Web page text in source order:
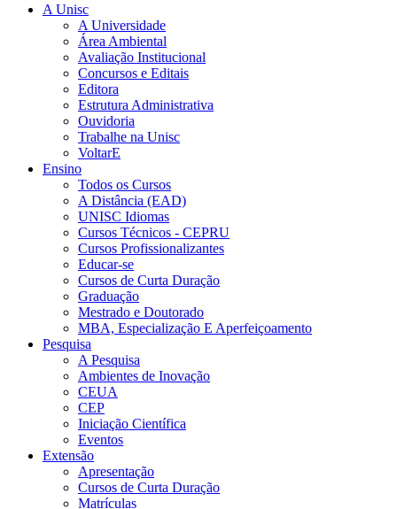
A Unisc
A Universidade
Área Ambiental
Avaliação Institucional
Concursos e Editais
Editora
Estrutura Administrativa
Ouvidoria
Trabalhe na Unisc
VoltarE
Ensino
Todos os Cursos
A Distância (EAD)
UNISC Idiomas
Cursos Técnicos - CEPRU
Cursos Profissionalizantes
Educar-se
Cursos de Curta Duração
Graduação
Mestrado e Doutorado
MBA, Especialização E Aperfeiçoamento
Pesquisa
A Pesquisa
Ambientes de Inovação
CEUA
CEP
Iniciação Científica
Eventos
Extensão
Apresentação
Cursos de Curta Duração
Matrículas